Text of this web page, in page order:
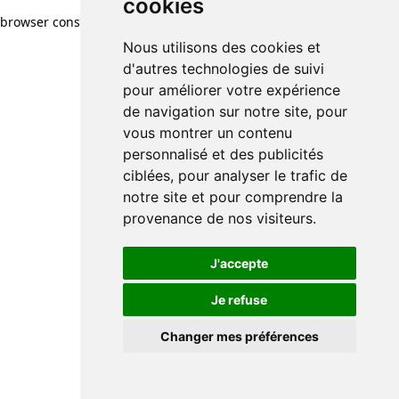
cookies
Nous utilisons des cookies et
d'autres technologies de suivi
pour améliorer votre expérience
de navigation sur notre site, pour
vous montrer un contenu
personnalisé et des publicités
ciblées, pour analyser le trafic de
notre site et pour comprendre la
provenance de nos visiteurs.
J'accepte
Je refuse
Changer mes préférences
browser console for more information)